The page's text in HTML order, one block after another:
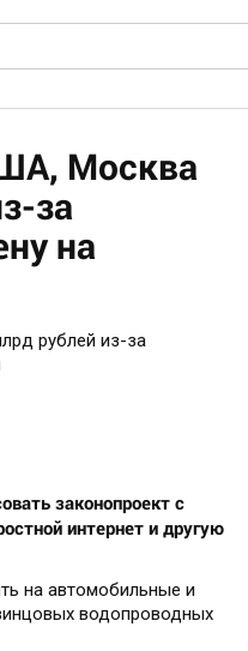
Москва
за
на
законопроект с
интернет и другую
на автомобильные и
водопроводных